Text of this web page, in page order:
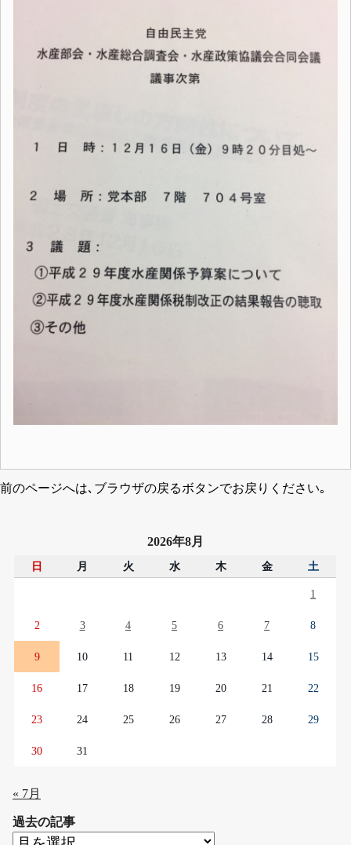
前のページへは､ブラウザの戻るボタンでお戻りください｡
2026年8月
日 月 火 水 木 金 土
1
2 3 4 5 6 7 8
9 10 11 12 13 14 15
16 17 18 19 20 21 22
23 24 25 26 27 28 29
30 31
« 7月
過去の記事
過